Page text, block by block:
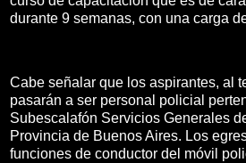
durante 9 semanas, con una carga
Cabe señalar que los aspirantes, al
pasarán a ser personal policial
Subescalafón Servicios Generales
Provincia de Buenos Aires. Los
funciones de conductor del móvil